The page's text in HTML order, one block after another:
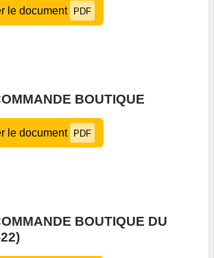
le document PDF
BOUTIQUE
le document PDF
BOUTIQUE DU